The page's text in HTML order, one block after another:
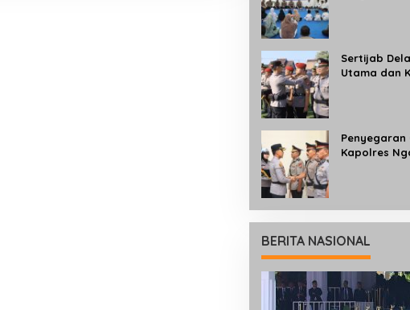
Sertijab
Utama dan
Penyegaran
Kapolres
BERITA NASIONAL